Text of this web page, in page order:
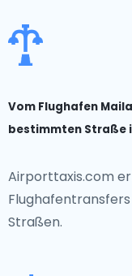
Vom Flughafen
bestimmten Straße
Airporttaxis.com
Straßen.